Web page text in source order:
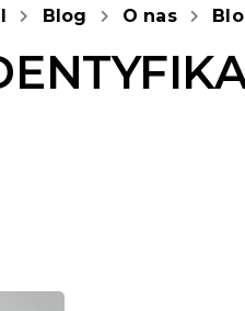
Blog O nas